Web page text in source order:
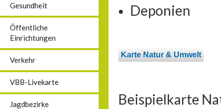
Gesundheit
Öffentliche
Einrichtungen
Verkehr
VBB-Livekarte
Jagdbezirke
Deponien
Karte Natur & Umwelt
Beispielkarte